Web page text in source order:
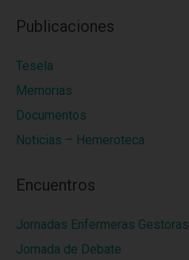
Publicaciones
Tesela
Memorias
Documentos
Noticias – Hemeroteca
Encuentros
Jornadas Enfermeras Gestoras
Jornada de Debate